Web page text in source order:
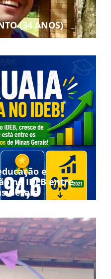
(34 ANOS)
e
no IDEB entre
Gerais